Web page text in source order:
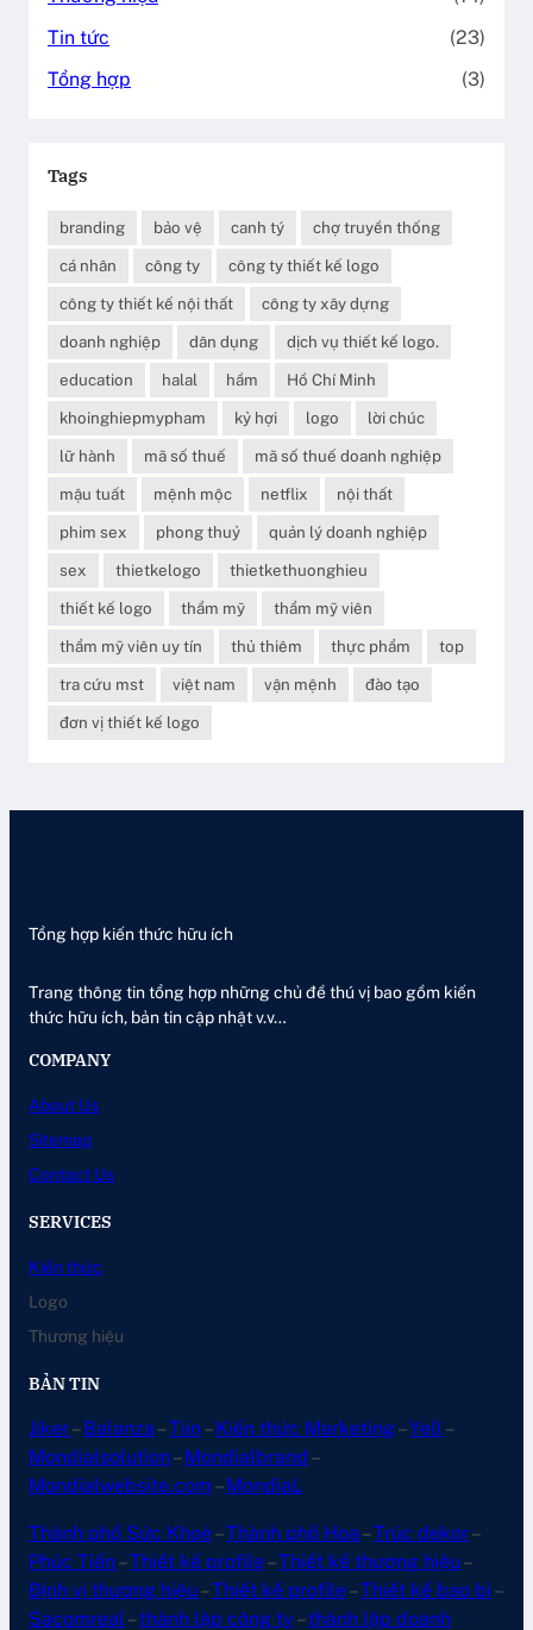
Tin tức
(23)
Tổng hợp
(3)
Tags
branding bảo vệ canh tý
chợ truyền thống
cá nhân
công ty
công ty thiết kế logo
công ty thiết kế nội thất
công ty xây dựng
doanh nghiệp
dân dụng
dịch vụ thiết kế logo.
education
halal hầm
Hồ Chí Minh
khoinghiepmypham
kỷ hợi logo
lời chúc
lữ hành
mã số thuế
mã số thuế doanh nghiệp
mậu tuất
mệnh mộc netflix
nội thất
phim sex
phong thuỷ
quản lý doanh nghiệp
sex
thietkelogo
thietkethuonghieu
thiết kế logo
thẩm mỹ
thẩm mỹ viên
thẩm mỹ viên uy tín
thủ thiêm thực phẩm
top
tra cứu mst
việt nam vận mệnh
đào tạo
đơn vị thiết kế logo
Tổng hợp kiến thức hữu ích
Trang thông tin tổng hợp những chủ đề thú vị bao gồm kiến
thức hữu ích, bản tin cập nhật v.v…
COMPANY
About Us
Sitemap
Contact Us
SERVICES
Kiến thức
Logo
Thương hiệu
BẢN TIN
Jiker–Balanza –Tiin–Kiến thức Marketing–Yell –
Mondialsolution–Mondialbrand –
Mondialwebsite.com –MondiaL
Thành phố Sức Khoẻ–Thành phố Hoa –Trúc dekor–
Phúc Tiến–Thiết kế profile–Thiết kế thương hiệu –
Định vị thương hiệu –Thiết kế profile–Thiết kế bao bì –
Sacomreal –thành lập công ty –thành lập doanh